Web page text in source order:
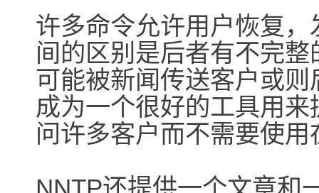
许多命令允许用户恢复
间的区别是后者有不完
可能被新闻传送客户或
成为一个很好的工具用
问许多客户而不需要使